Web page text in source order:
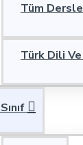
Tüm
Türk Dili